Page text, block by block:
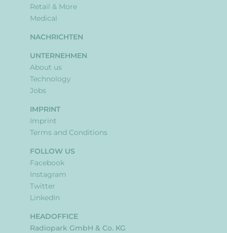
Retail & More
Medical
NACHRICHTEN
UNTERNEHMEN
About us
Technology
Jobs
IMPRINT
Imprint
Terms and Conditions
FOLLOW US
Facebook
Instagram
Twitter
LinkedIn
HEADOFFICE
Radiopark GmbH & Co. KG